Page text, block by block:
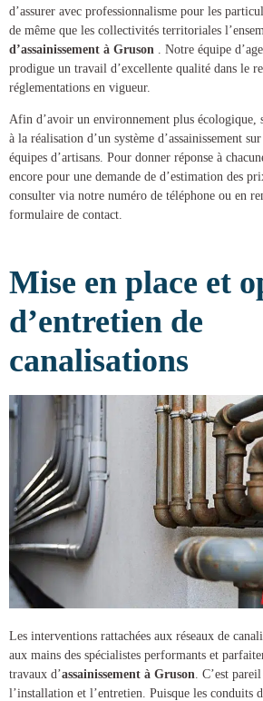
d’assurer avec professionnalisme pour les
de même que les collectivités territoriales
d’assainissement à Gruson
. Notre équipe
prodigue un travail d’excellente qualité dans le
réglementations en vigueur.
Afin d’avoir un environnement plus écologique,
à la réalisation d’un système d’assainissement
équipes d’artisans. Pour donner réponse à
encore pour une demande de d’estimation des
consulter via notre numéro de téléphone ou en
formulaire de contact.
Mise en place et
d’entretien de
canalisations
Les interventions rattachées aux réseaux de
aux mains des spécialistes performants et
travaux d’assainissement à Gruson. C’est
l’installation et l’entretien. Puisque les conduits